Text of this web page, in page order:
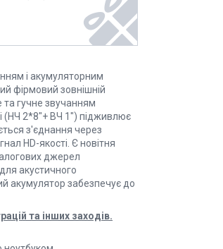
і акумуляторним
фірмовий зовнішній
гучне звучанням
(НЧ 2*8"+ ВЧ 1") підживлює
з'єднання через
HD-якості. Є новітня
джерел
акустичного
акумулятор забезпечує до
та інших заходів.